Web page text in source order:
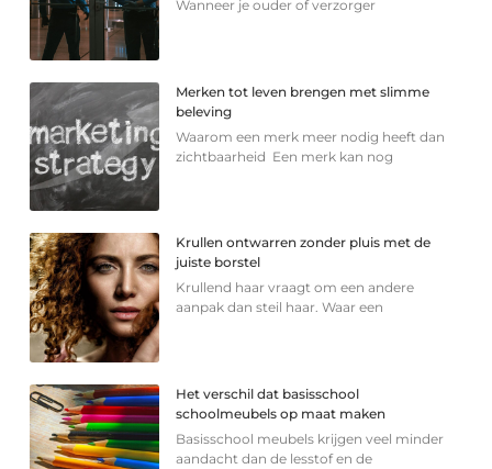
Wanneer je ouder of verzorger
Merken tot leven brengen met slimme
beleving
Waarom een merk meer nodig heeft dan
zichtbaarheid Een merk kan nog
Krullen ontwarren zonder pluis met de
juiste borstel
Krullend haar vraagt om een andere
aanpak dan steil haar. Waar een
Het verschil dat basisschool
schoolmeubels op maat maken
Basisschool meubels krijgen veel minder
aandacht dan de lesstof en de